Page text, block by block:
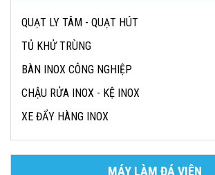
QUẠT LY TÂM - QUẠT HÚT
TỦ KHỬ TRÙNG
BÀN INOX CÔNG NGHIỆP
CHẬU RỬA INOX - KỆ INOX
XE ĐẨY HÀNG INOX
MÁY LÀM ĐÁ VIÊN